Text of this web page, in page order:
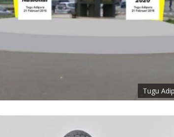
Tugu